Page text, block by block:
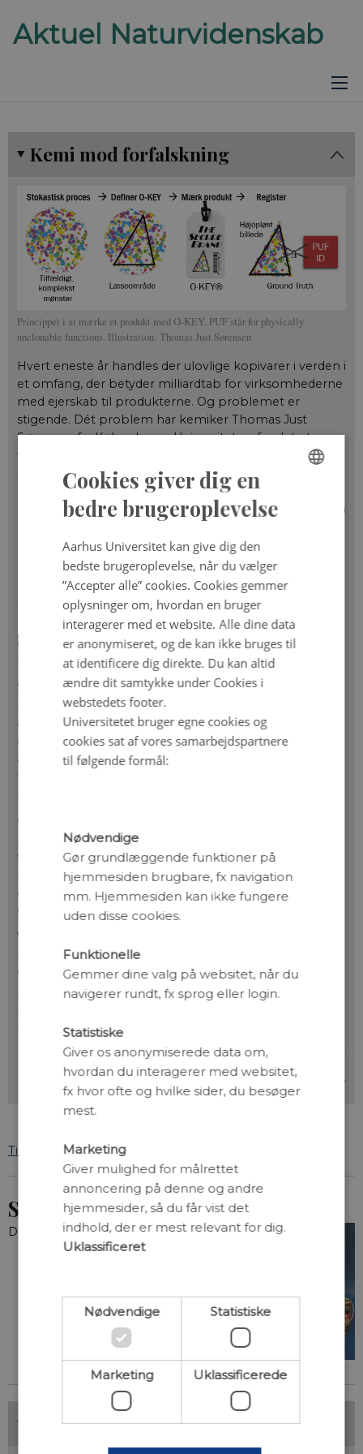
Kemi mod forfalskning
Princippet i at mærke et produkt med O-KEY. PUF står for physically
unclonable functions. Illustration: Thomas Just Sørensen
Hvert eneste år handles der ulovlige kopivarer i verden i
et omfang, der betyder milliardtab for virksomhederne
med ejerskab til produkterne. Og problemet er
stigende. Dét problem har kemiker Thomas Just
Sørensen fra Københavns Universitet opfundet et
våben mod. Han har sammen med danske
iværksættere og investorer udviklet en teknologi
kaldet O−KEY – en slags digitalt fingeraftryk, der gør det
muligt unikt at identificere et fysisk produkt helt ned på
Fingeraftrykket består af et mikromærke på cirka én
kvadratmillimeter, som sprayes på varen eller
emballagen med gennemsigtigt blæk. Blækket
indeholder mikropartikler, der sætter sig i et helt
tilfældigt mønster. Da partikelfordelingen aldrig kan
genskabes nøjagtigt, fungerer mærket som en slags
materialebaseret kryptografisk nøgle.
Selve mærket indlejres i et lille område på selve
produktet eller emballagen, for eksempel som en del
af en QR‑kode, hvor det kan scannes med en
almindelig smartphone. Scanningen matcher billedet
af mønsteret med en krypteret database, og resultatet
fungerer som juridisk anerkendt dokumentation for, at
O‑KEY udspringer af flere års forskning i materialekemi
på Københavns Universitet. Forskningen er omsat til
virksomheden PUFIN‑ID, som har udviklet både
mærkningsmaskiner, en IT‑infrastruktur, mobil-app og
en AI‑løsning, der håndterer de mange millioner
digitale fingeraftryk, teknologien genererer.
Virksomheden har i dag 16 ansatte i København. For
nylig er den danske porcelænsvirksomhed Royal
Copenhagen begyndt at bruge O-KEY på deres
produkter. Ud over kongeligt porcelæn har O-KEY-
Bojesen-figurer og internationale sikkerhedsprodukter.
CRK, Kilde: Københavns Universitet.
Tilbage til oversigten over blad nr. 1-2026
Se hele bladet
Du kan henteblad nr. 1-2026 som pdf.
Fik du læst...
Cookies giver dig en
bedre brugeroplevelse
Aarhus Universitet kan give dig den
bedste brugeroplevelse, når du vælger
”Accepter alle” cookies. Cookies gemmer
oplysninger om, hvordan en bruger
interagerer med et website. Alle dine data
er anonymiseret, og de kan ikke bruges til
at identificere dig direkte. Du kan altid
ændre dit samtykke under Cookies i
webstedets footer.
Universitetet bruger egne cookies og
cookies sat af vores samarbejdspartnere
til følgende formål:
Nødvendige
Gør grundlæggende funktioner på
hjemmesiden brugbare, fx navigation
mm. Hjemmesiden kan ikke fungere
uden disse cookies.
Funktionelle
Gemmer dine valg på websitet, når du
navigerer rundt, fx sprog eller login.
Statistiske
Giver os anonymiserede data om,
hvordan du interagerer med websitet,
fx hvor ofte og hvilke sider, du besøger
mest.
Marketing
Giver mulighed for målrettet
annoncering på denne og andre
hjemmesider, så du får vist det
indhold, der er mest relevant for dig.
Uklassificeret
Nødvendige Statistiske
Marketing Uklassificerede